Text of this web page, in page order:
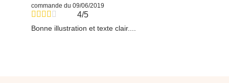
commande du 09/06/2019
4/5
Bonne illustration et texte clair....